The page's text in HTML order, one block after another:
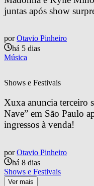
juntas após show
por Otavio Pinheiro
há 5 dias
Música
Shows e Festivais
Xuxa anuncia terceiro
Nave” em São Paulo
ingressos à venda!
por Otavio Pinheiro
há 8 dias
Shows e Festivais
Ver mais